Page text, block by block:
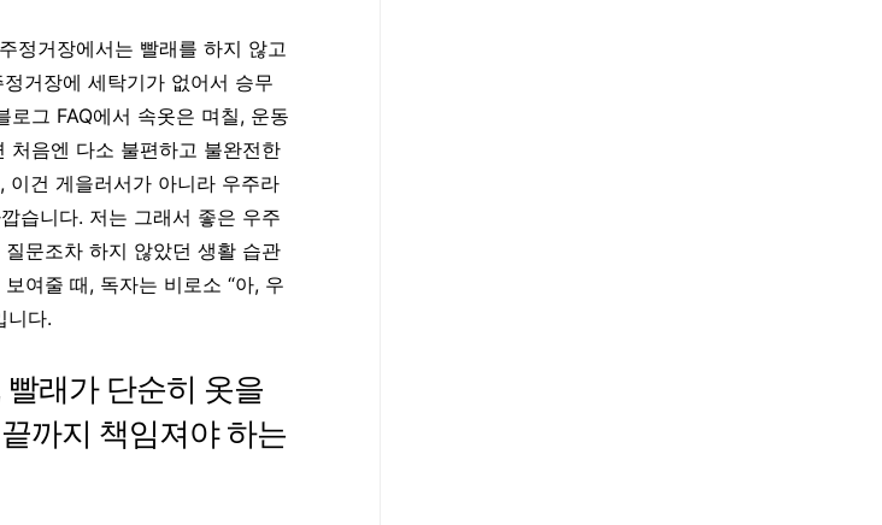
정거장에서는 빨래를 하지 않고
거장에 세탁기가 없어서 승무
그 FAQ에서 속옷은 며칠, 운동
처음엔 다소 불편하고 불완전한
이건 게을러서가 아니라 우주라
습니다. 저는 그래서 좋은 우주
문조차 하지 않았던 생활 습관
여줄 때, 독자는 비로소 “아, 우
니다.
래가 단순히 옷을
까지 책임져야 하는